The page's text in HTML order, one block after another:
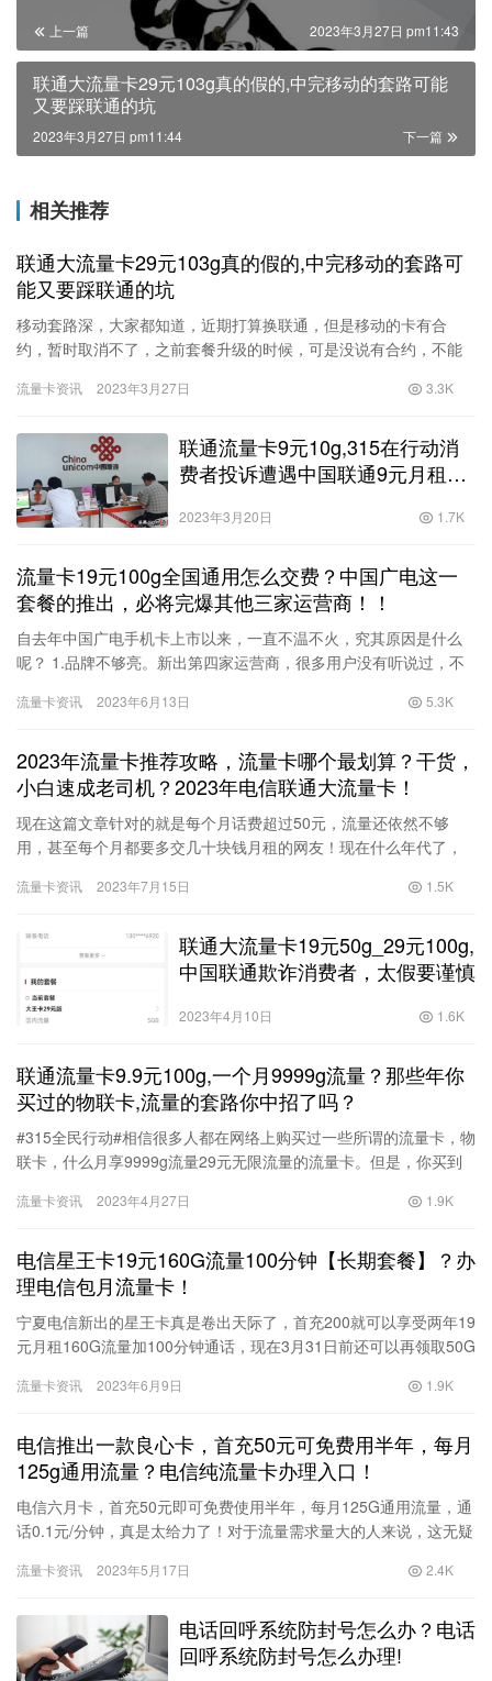
上一篇 2023年3月27日 pm11:43
联通大流量卡29元103g真的假的,中完移动的套路可能
又要踩联通的坑
下一篇
2023年3月27日 pm11:44
相关推荐
联通大流量卡29元103g真的假的,中完移动的套路可
能又要踩联通的坑
移动套路深，大家都知道，近期打算换联通，但是移动的卡有合
约，暂时取消不了，之前套餐升级的时候，可是没说有合约，不能
做活动，…
流量卡资讯 2023年3月27日 3.3K
联通流量卡9元10g,315在行动消
费者投诉遭遇中国联通9元月租电
2023年3月20日 1.7K
流量卡19元100g全国通用怎么交费？中国广电这一
套餐的推出，必将完爆其他三家运营商！！
自去年中国广电手机卡上市以来，一直不温不火，究其原因是什么
呢？ 1.品牌不够亮。新出第四家运营商，很多用户没有听说过，不
务…
流量卡资讯 2023年6月13日 5.3K
2023年流量卡推荐攻略，流量卡哪个最划算？干货，
小白速成老司机？2023年电信联通大流量卡！
现在这篇文章针对的就是每个月话费超过50元，流量还依然不够
用，甚至每个月都要多交几十块钱月租的网友！现在什么年代了，
套餐真…
流量卡资讯 2023年7月15日 1.5K
联通大流量卡19元50g_29元100g,
中国联通欺诈消费者，太假要谨慎
2023年4月10日 1.6K
联通流量卡9.9元100g,一个月9999g流量？那些年你
买过的物联卡,流量的套路你中招了吗？
#315全民行动#相信很多人都在网络上购买过一些所谓的流量卡，物
联卡，什么月享9999g流量29元无限流量的流量卡。但是，你买到
流量卡资讯 2023年4月27日 1.9K
电信星王卡19元160G流量100分钟【长期套餐】？办
理电信包月流量卡！
宁夏电信新出的星王卡真是卷出天际了，首充200就可以享受两年19
元月租160G流量加100分钟通话，现在3月31日前还可以再领取50G
流量卡资讯 2023年6月9日 1.9K
电信推出一款良心卡，首充50元可免费用半年，每月
125g通用流量？电信纯流量卡办理入口！
电信六月卡，首充50元即可免费使用半年，每月125G通用流量，通
话0.1元/分钟，真是太给力了！对于流量需求量大的人来说，这无疑
流量卡资讯 2023年5月17日 2.4K
电话回呼系统防封号怎么办？电话
回呼系统防封号怎么办理!